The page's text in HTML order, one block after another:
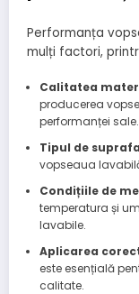
Performanța
mulți factori,
Calitatea
producerea
performanței sale.
Tipul de
vopseaua
Condițiile de
temperatura și
lavabile.
Aplicarea
este esențială
calitate.